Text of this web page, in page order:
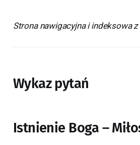
Strona nawigacyjna i indeksowa
Wykaz pytań
Istnienie Boga –